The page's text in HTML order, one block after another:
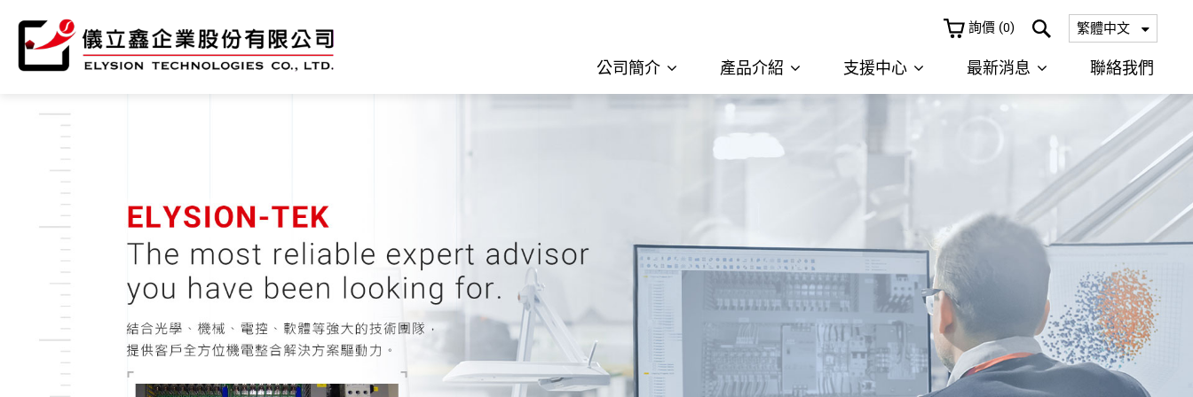
詢價(0) 繁體中文
公司簡介 產品介紹 支援中心 最新消息 聯絡我們
公司簡介
產品介紹
支援中心
最新消息